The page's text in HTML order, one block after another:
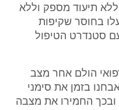
תיעוד מספק וללא
בחוסר שקיפות
סטנדרט הטיפול
הולם אחר מצב
בזמן את סימני
ובכך החמירו את מצבה